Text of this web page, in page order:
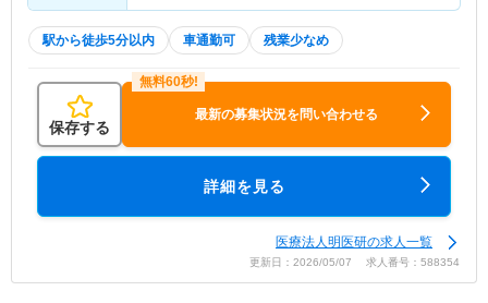
駅から徒歩5分以内 車通勤可 残業少なめ
保存する
最新の募集状況を問い合わせる
詳細を見る
医療法人明医研の求人一覧
更新日：2026/05/07 求人番号：588354